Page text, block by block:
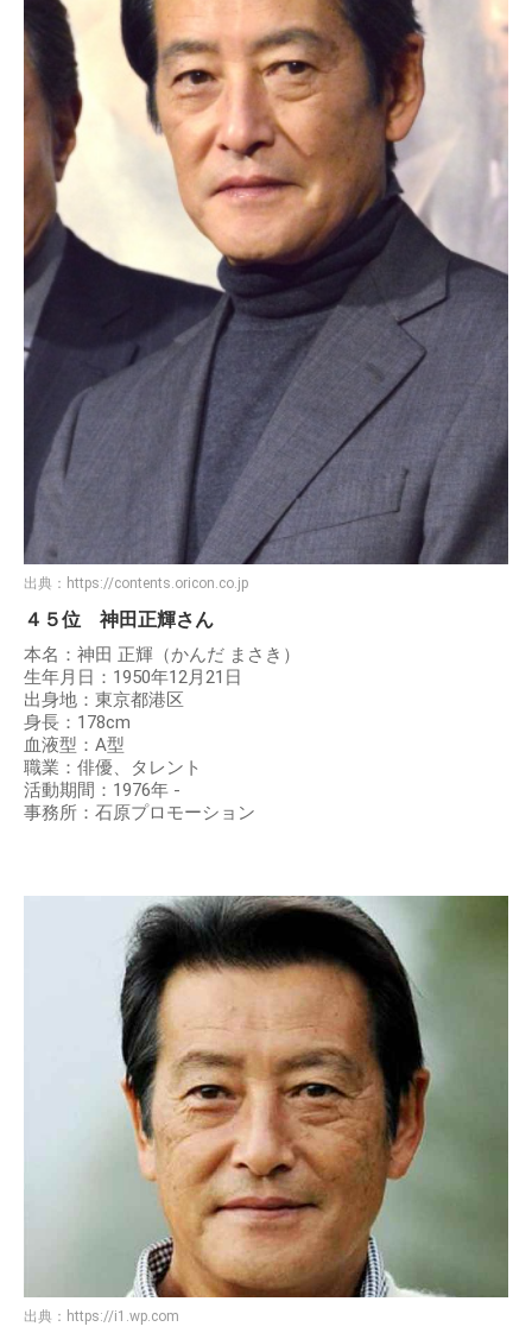
出典： https://contents.oricon.co.jp
４５位 神田正輝さん
本名：神田 正輝（かんだ まさき）
生年月日：1950年12月21日
出身地：東京都港区
身長：178cm
血液型：A型
職業：俳優、タレント
活動期間：1976年 -
事務所：石原プロモーション
出典： https://i1.wp.com